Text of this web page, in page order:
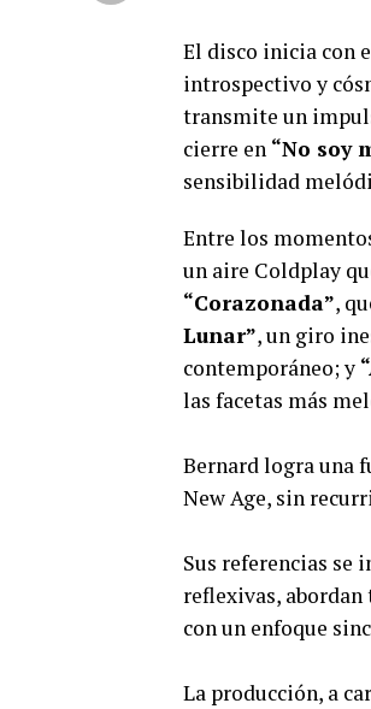
El disco inicia con
introspectivo y
transmite un
cierre en “No soy
sensibilidad
Entre los
un aire Coldplay
“Corazonada”,
Lunar”, un giro
contemporáneo; y
las facetas más
Bernard logra una
New Age, sin
Sus referencias se
reflexivas,
con un enfoque
La producción, a